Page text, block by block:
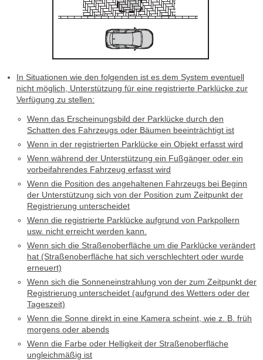
In Situationen wie den folgenden ist es dem System eventuell
nicht möglich, Unterstützung für eine registrierte Parklücke zur
Verfügung zu stellen:
Wenn das Erscheinungsbild der Parklücke durch den
Schatten des Fahrzeugs oder Bäumen beeinträchtigt ist
Wenn in der registrierten Parklücke ein Objekt erfasst wird
Wenn während der Unterstützung ein Fußgänger oder ein
vorbeifahrendes Fahrzeug erfasst wird
Wenn die Position des angehaltenen Fahrzeugs bei Beginn
der Unterstützung sich von der Position zum Zeitpunkt der
Registrierung unterscheidet
Wenn die registrierte Parklücke aufgrund von Parkpollern
usw. nicht erreicht werden kann.
Wenn sich die Straßenoberfläche um die Parklücke verändert
hat (Straßenoberfläche hat sich verschlechtert oder wurde
erneuert)
Wenn sich die Sonneneinstrahlung von der zum Zeitpunkt der
Registrierung unterscheidet (aufgrund des Wetters oder der
Tageszeit)
Wenn die Sonne direkt in eine Kamera scheint, wie z. B. früh
morgens oder abends
Wenn die Farbe oder Helligkeit der Straßenoberfläche
ungleichmäßig ist